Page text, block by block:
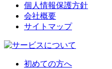
個人情報保護方針
会社概要
サイトマップ
初めての方へ